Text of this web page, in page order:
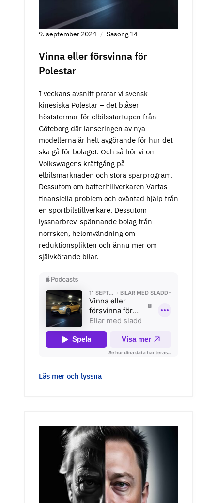
9. september 2024 Säsong 14
Vinna eller försvinna för
Polestar
I veckans avsnitt pratar vi svensk-
kinesiska Polestar – det blåser
höststormar för elbilsstartupen från
Göteborg där lanseringen av nya
modellerna är helt avgörande för hur det
ska gå för bolaget. Och så hör vi om
Volkswagens kräftgång på
elbilsmarknaden och stora sparprogram.
Dessutom om batteritillverkaren Vartas
finansiella problem och oväntad hjälp från
en sportbilstillverkare. Dessutom
lyssnarbrev, spännande bolag från
norrsken, helomvändning om
reduktionsplikten och ännu mer om
självkörande bilar.
Läs mer och lyssna